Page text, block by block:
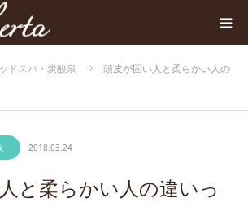
ドスパ・炭酸泉
頭皮が固い人と柔らかい人の
2018.03.24
と柔らかい人の違いっ